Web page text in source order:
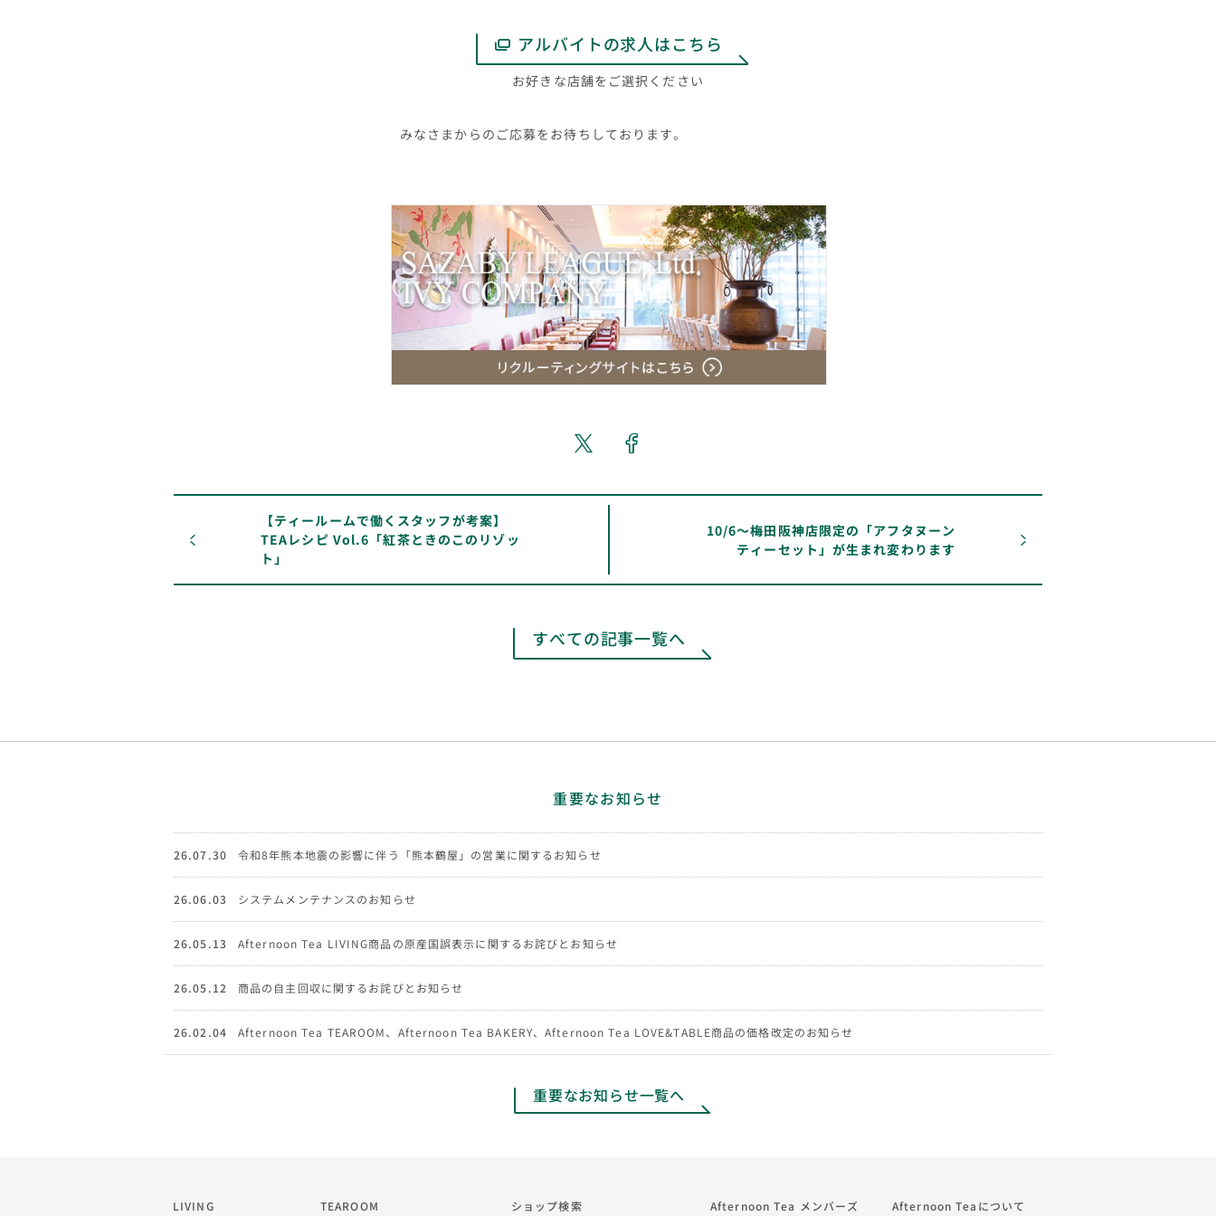
アルバイトの求人はこちら
お好きな店舗をご選択ください
みなさまからのご応募をお待ちしております。
【ティールームで働くスタッフが考案】
TEAレシピ Vol.6「紅茶ときのこのリゾッ
ト」
10/6～梅田阪神店限定の「アフタヌーン
ティーセット」が生まれ変わります
すべての記事一覧へ
重要なお知らせ
26.07.30 令和8年熊本地震の影響に伴う「熊本鶴屋」の営業に関するお知らせ
26.06.03 システムメンテナンスのお知らせ
26.05.13 Afternoon Tea LIVING商品の原産国誤表示に関するお詫びとお知らせ
26.05.12 商品の自主回収に関するお詫びとお知らせ
26.02.04 Afternoon Tea TEAROOM、Afternoon Tea BAKERY、Afternoon Tea LOVE&TABLE商品の価格改定のお知らせ
重要なお知らせ一覧へ
LIVING TEAROOM ショップ検索 Afternoon Tea メンバーズ Afternoon Teaについて